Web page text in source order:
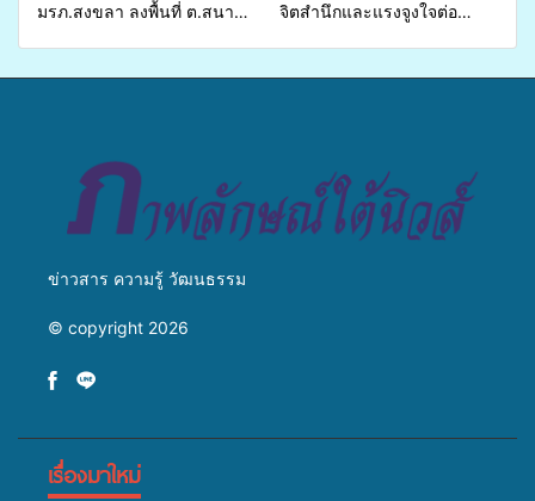
มรภ.สงขลา ลงพื้นที่ ต.สนาม
จิตสำนึกและแรงจูงใจต่อ
ข่าวสาร ความรู้ วัฒนธรรม
© copyright 2026
เรื่องมาใหม่